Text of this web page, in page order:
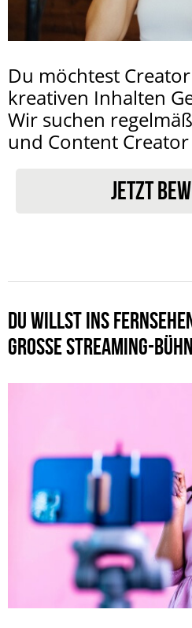
Du möchtest
kreativen Inhalten
Wir suchen
und Content Creator
JETZT
DU WILLST INS
GROSSE STREAMING-